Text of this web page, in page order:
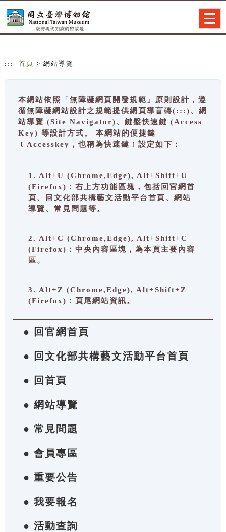
::: 首頁 > 網站導覽
本網站依照「無障礙網頁開發規範」原則設計，遵
循無障礙網站設計之規範提供網頁導盲磚(:::)、網
站導覽 (Site Navigator)、鍵盤快速鍵 (Access
Key) 等設計方式。 本網站的便捷鍵
﹝Accesskey，也稱為快速鍵﹞設定如下：
1. Alt+U (Chrome,Edge), Alt+Shift+U
(Firefox)：右上方功能區塊，包括回官網首
頁、回文化部共構藝文活動平台首頁、網站
導覽、常見問題等。
2. Alt+C (Chrome,Edge), Alt+Shift+C
(Firefox)：中央內容區塊，為本頁主要內容
區。
3. Alt+Z (Chrome,Edge), Alt+Shift+Z
(Firefox)：頁尾網站資訊。
● 回官網首頁
● 回文化部共構藝文活動平台首頁
● 回首頁
● 網站導覽
● 常見問題
● 會員專區
● 重要公告
● 我要報名
● 活動查詢